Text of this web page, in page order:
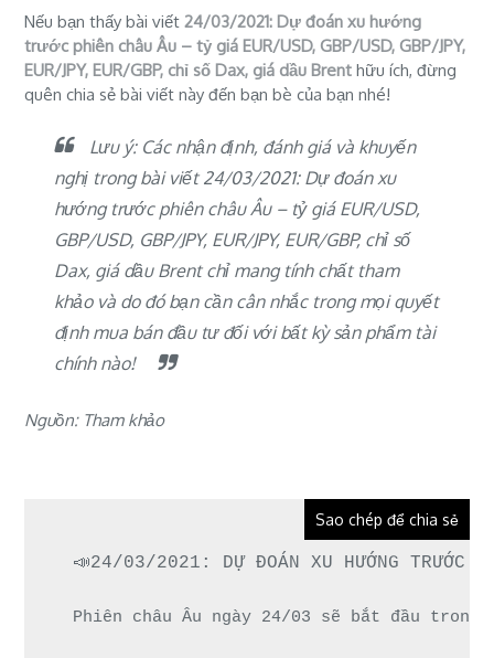
Nếu bạn thấy bài viết24/03/2021: Dự đoán xu hướng
trước phiên châu Âu – tỷ giá EUR/USD, GBP/USD, GBP/JPY,
EUR/JPY, EUR/GBP, chỉ số Dax, giá dầu Brent hữu ích, đừng
quên chia sẻ bài viết này đến bạn bè của bạn nhé!
Lưu ý: Các nhận định, đánh giá và khuyến
nghị trong bài viết 24/03/2021: Dự đoán xu
hướng trước phiên châu Âu – tỷ giá EUR/USD,
GBP/USD, GBP/JPY, EUR/JPY, EUR/GBP, chỉ số
Dax, giá dầu Brent chỉ mang tính chất tham
khảo và do đó bạn cần cân nhắc trong mọi quyết
định mua bán đầu tư đối với bất kỳ sản phẩm tài
chính nào!
Nguồn: Tham khảo
Sao chép để chia sẻ
📣24/03/2021: DỰ ĐOÁN XU HƯỚNG TRƯỚC
Phiên châu Âu ngày 24/03 sẽ bắt đầu